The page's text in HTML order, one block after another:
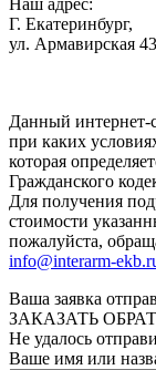
Г. Екатеринбург,
ул. Армавирская
Данный интернет-
при каких
которая
Гражданского
Для получения
стоимости
пожалуйста,
info@interarm-
Ваша заявка
ЗАКАЗАТЬ
Не удалось
Ваше имя или